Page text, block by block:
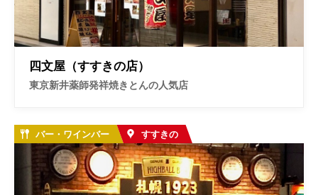
四文屋（すすきの店）
東京新井薬師発祥焼きとんの人気店
バー・ワインバー すすきの